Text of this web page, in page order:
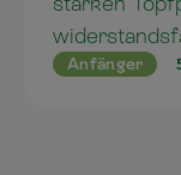
Schädlinge
Anfänger